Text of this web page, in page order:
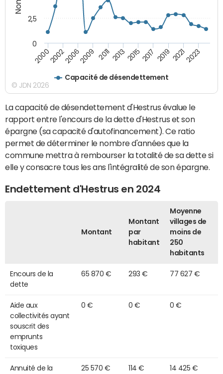
Capacité de désendettement
2000200220062009 2011 2013 20152017 2019 20212023
0
2,5
© JDN 2026
La capacité de désendettement d'Hestrus évalue le
rapport entre l'encours de la dette d'Hestrus et son
épargne (sa capacité d'autofinancement). Ce ratio
permet de déterminer le nombre d'années que la
commune mettra à rembourser la totalité de sa dette si
elle y consacre tous les ans l'intégralité de son épargne.
Endettement d'Hestrus en 2024
Montant
Montant
par
habitant
Moyenne
villages de
moins de
250
habitants
Encours de la
dette
65 870 € 293 € 77 627 €
Aide aux
collectivités ayant
souscrit des
emprunts
toxiques
0 € 0 € 0 €
Annuité de la
25 570 € 114 € 14 425 €